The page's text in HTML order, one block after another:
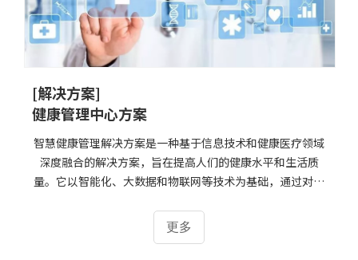
[解决方案]
健康管理中心方案
智慧健康管理解决方案是一种基于信息技术和健康医疗领域
深度融合的解决方案，旨在提高人们的健康水平和生活质
量。它以智能化、大数据和物联网等技术为基础，通过对个
性化的健康管理服务和风险预警，帮助人们更好地管理自己
的健康，预防和控制疾病的发生和发展。智慧健康管理解决
更多